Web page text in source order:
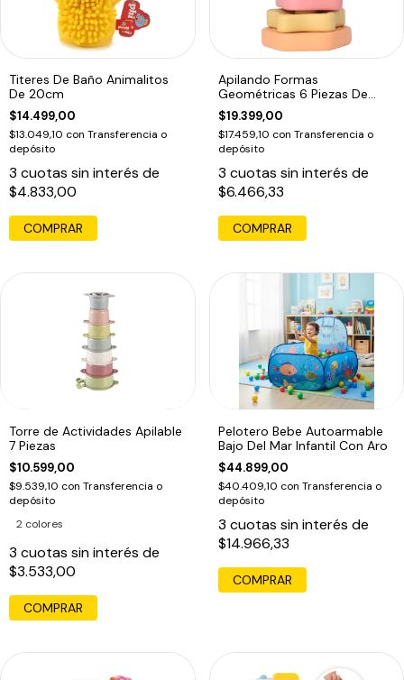
Titeres De Baño Animalitos
De 20cm
$14.499,00
$13.049,10 con Transferencia o
depósito
3 cuotas sin interés de
$4.833,00
COMPRAR
Apilando Formas
Geométricas 6 Piezas De
Colores Y Formas
$19.399,00
$17.459,10 con Transferencia o
depósito
3 cuotas sin interés de
$6.466,33
COMPRAR
Torre de Actividades Apilable
7 Piezas
$10.599,00
$9.539,10 con Transferencia o
depósito
2 colores
3 cuotas sin interés de
$3.533,00
COMPRAR
Pelotero Bebe Autoarmable
Bajo Del Mar Infantil Con Aro
$44.899,00
$40.409,10 con Transferencia o
depósito
3 cuotas sin interés de
$14.966,33
COMPRAR